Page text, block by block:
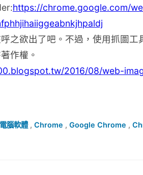
https://chrome.google.com/
之欲出了吧。不過，使用抓圖工
作權。
2016/08/web-
電腦軟體, Chrome , Google Chrome ,